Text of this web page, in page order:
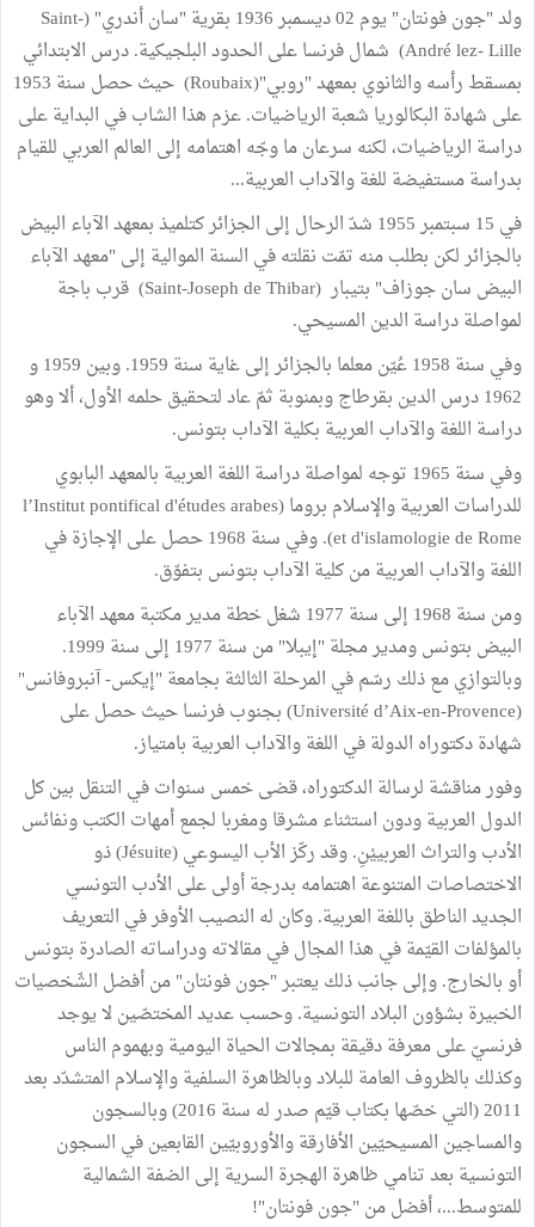
ولد "جون فونتان" يوم 02 ديسمبر 1936 بقرية "سان أندري" (Saint-
André lez- Lille) شمال فرنسا على الحدود البلجيكية. درس الابتدائي
بمسقط رأسه والثانوي بمعهد "روبي"(Roubaix) حيث حصل سنة 1953
على شهادة البكالوريا شعبة الرياضيات. عزم هذا الشاب في البداية على
دراسة الرياضيات، لكنه سرعان ما وجّه اهتمامه إلى العالم العربي للقيام
بدراسة مستفيضة للغة والآداب العربية...
في 15 سبتمبر 1955 شدّ الرحال إلى الجزائر كتلميذ بمعهد الآباء البيض
بالجزائر لكن بطلب منه تمّت نقلته في السنة الموالية إلى "معهد الآباء
البيض سان جوزاف" بتيبار (Saint-Joseph de Thibar) قرب باجة
لمواصلة دراسة الدين المسيحي.
وفي سنة 1958 عُيّن معلما بالجزائر إلى غاية سنة 1959. وبين 1959 و
1962 درس الدين بقرطاج وبمنوبة ثمّ عاد لتحقيق حلمه الأول، ألا وهو
دراسة اللغة والآداب العربية بكلية الآداب بتونس.
وفي سنة 1965 توجه لمواصلة دراسة اللغة العربية بالمعهد البابوي
للدراسات العربية والإسلام بروما (l’Institut pontifical d'études arabes
et d'islamologie de Rome). وفي سنة 1968 حصل على الإجازة في
اللغة والآداب العربية من كلية الآداب بتونس بتفوّق.
ومن سنة 1968 إلى سنة 1977 شغل خطة مدير مكتبة معهد الآباء
البيض بتونس ومدير مجلة "إيبلا" من سنة 1977 إلى سنة 1999.
وبالتوازي مع ذلك رسّم في المرحلة الثالثة بجامعة "إيكس- آنبروفانس"
(Université d’Aix-en-Provence) بجنوب فرنسا حيث حصل على
شهادة دكتوراه الدولة في اللغة والآداب العربية بامتياز.
وفور مناقشة لرسالة الدكتوراه، قضى خمس سنوات في التنقل بين كل
الدول العربية ودون استثناء مشرقا ومغربا لجمع أمهات الكتب ونفائس
الأدب والتراث العربييْنِ. وقد ركّز الأب اليسوعي (Jésuite) ذو
الاختصاصات المتنوعة اهتمامه بدرجة أولى على الأدب التونسي
الجديد الناطق باللغة العربية. وكان له النصيب الأوفر في التعريف
بالمؤلفات القيّمة في هذا المجال في مقالاته ودراساته الصادرة بتونس
أو بالخارج. وإلى جانب ذلك يعتبر "جون فونتان" من أفضل الشّخصيات
الخبيرة بشؤون البلاد التونسية. وحسب عديد المختصّين لا يوجد
فرنسيّ على معرفة دقيقة بمجالات الحياة اليومية وبهموم الناس
وكذلك بالظروف العامة للبلاد وبالظاهرة السلفية والإسلام المتشدّد بعد
2011 (التي خصّها بكتاب قيّم صدر له سنة 2016) وبالسجون
والمساجين المسيحيّين الأفارقة والأوروبيّين القابعين في السجون
التونسية بعد تنامي ظاهرة الهجرة السرية إلى الضفة الشمالية
للمتوسط...، أفضل من "جون فونتان"!